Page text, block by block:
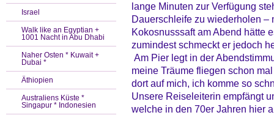
Israel
Walk like an Egyptian +
1001 Nacht in Abu Dhabi
Naher Osten * Kuwait +
Dubai *
Äthiopien
Australiens Küste *
Singapur * Indonesien
lange Minuten zur Verfügung
Dauerschleife zu wiederholen –
Kokosnusssaft am Abend hätte
zumindest schmeckt er jedoch
Am Pier legt in der
meine Träume fliegen schon
dort auf mich, ich komme so
Unsere Reiseleiterin empfängt
welche in den 70er Jahren hier